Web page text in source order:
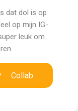
dat dol is op
op mijn IG-
leuk om
Collab